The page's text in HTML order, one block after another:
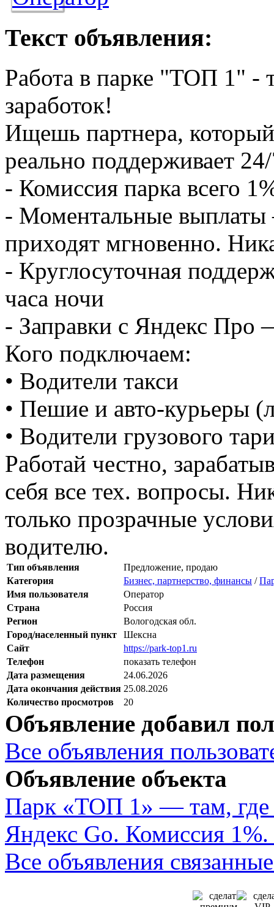
Текст объявления:
Работа в парке "ТОП 1" -
заработок!
Ищешь партнера,
реально поддерживает
- Комиссия парка всего
- Моментальные
приходят мгновенно.
- Круглосуточная
часа ночи
- Заправки с Яндекс Про
Кого подключаем:
• Водители такси
• Пешие и авто-курьеры
• Водители грузового
Работай честно,
себя все тех. вопросы.
только прозрачные
водителю.
Тип объявления
Предложение, продаю
Категория
Бизнес, партнерство, финансы /
Имя пользователя
Оператор
Страна
Россия
Регион
Вологодская обл.
Город/населенный пункт
Шексна
Сайт
https://park-top1.ru
Телефон
показать телефон
Дата размещения
24.06.2026
Дата окончания действия 25.08.2026
Количество просмотров
20
Объявление добавил
Все объявления
Объявление объекта
Парк «ТОП 1» — там, где
Яндекс Go. Комиссия 1%.
Все объявления